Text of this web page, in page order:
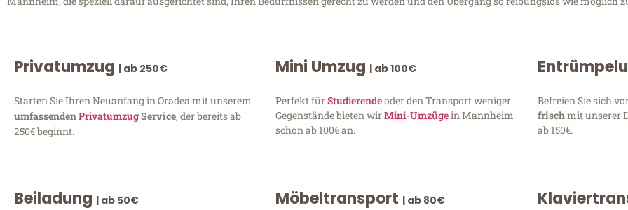
Privatumzug | ab 250€
Starten Sie Ihren Neuanfang in Oradea mit unserem
umfassendenPrivatumzugService, der bereits ab
250€ beginnt.
Mini Umzug | ab 100€
Perfekt fürStudierendeoder den Transport weniger
Gegenstände bieten wirMini-Umzügein Mannheim
schon ab 100€ an.
Befreien Sie sich
frischmit unserer
ab 150€.
Beiladung | ab 50€ Möbeltransport | ab 80€